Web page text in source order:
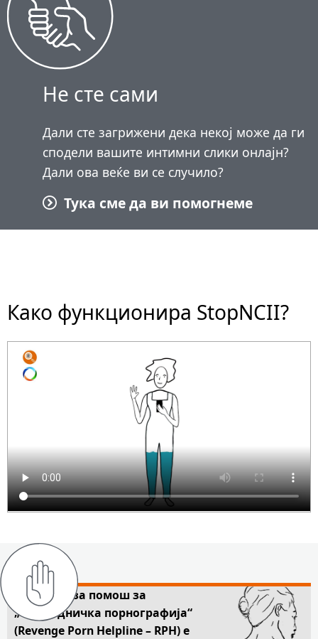
Не сте сами
Дали сте загрижени дека некој може да ги
сподели вашите интимни слики онлајн?
Дали ова веќе ви се случило?
Тука сме да ви помогнеме
Како функционира StopNCII?
Линијата за помош за
„одмаздничка порнографија“
(Revenge Porn Helpline – RPH) е